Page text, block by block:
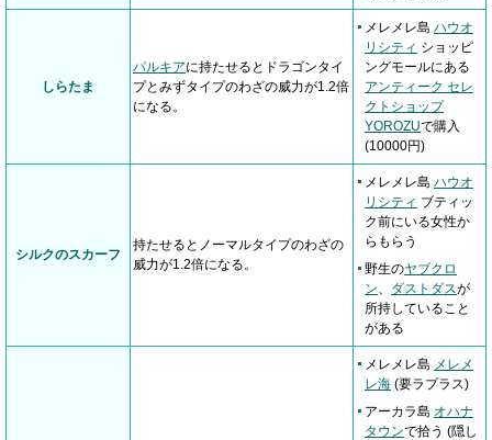
しらたま
パルキアに持たせるとドラゴンタイ
プとみずタイプのわざの威力が1.2倍
になる。
メレメレ島 ハウオ
リシティ ショッピ
ングモールにある
アンティーク セレ
クトショップ
YOROZUで購入
(10000円)
シルクのスカーフ
持たせるとノーマルタイプのわざの
威力が1.2倍になる。
メレメレ島 ハウオ
リシティ ブティッ
ク前にいる女性か
らもらう
野生のヤブクロ
ン、 ダストダスが
所持していること
がある
メレメレ島 メレメ
レ海 (要ラプラス)
アーカラ島 オハナ
タウンで拾う (隠し